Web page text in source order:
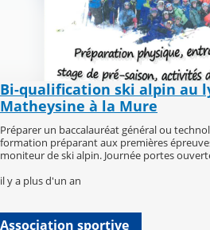
Bi-qualification ski alpin au
Matheysine à la Mure
Préparer un baccalauréat général ou
formation préparant aux premières
moniteur de ski alpin. Journée portes
il y a plus d'un an
Association sportive